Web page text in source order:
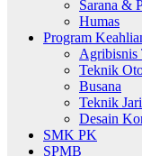
Sarana &
Humas
Program
Agribisnis
Teknik
Busana
Teknik
Desain
SMK PK
SPMB